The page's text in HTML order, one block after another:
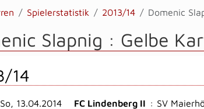
Spielerstatistik 2013/14 Domenic
Slapnig : Gelbe
14
So, 13.04.2014 FC Lindenberg II : SV